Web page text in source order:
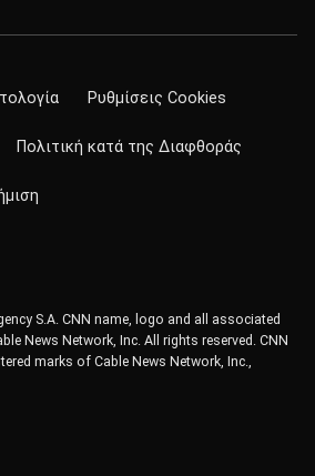
Ρυθμίσεις Cookies
Πολιτική κατά της Διαφθοράς
S.A. CNN name, logo and all associated
News Network, Inc. All rights reserved. CNN
marks of Cable News Network, Inc.,